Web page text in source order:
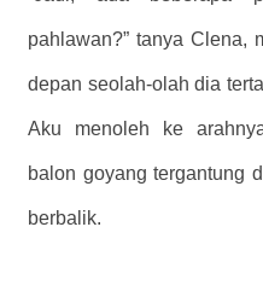
pahlawan?” tanya Clena,
depan seolah-olah dia
Aku menoleh ke
balon goyang tergantung
berbalik.